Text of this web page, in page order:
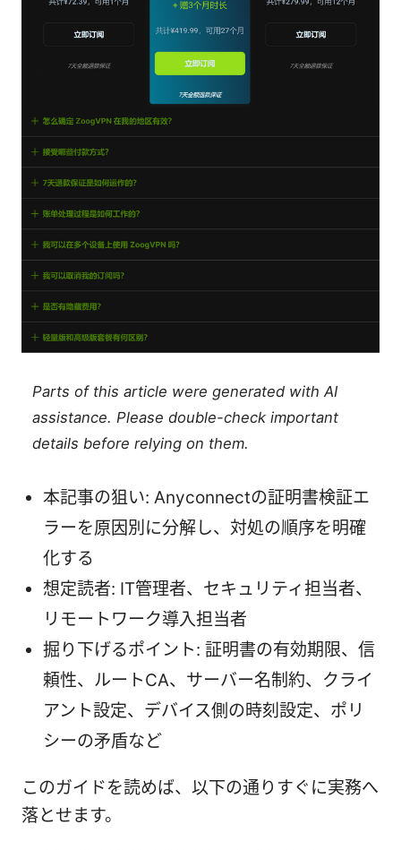
Parts of this article were generated with AI
assistance. Please double-check important
details before relying on them.
本記事の狙い: Anyconnectの証明書検証エ
ラーを原因別に分解し、対処の順序を明確
化する
想定読者: IT管理者、セキュリティ担当者、
リモートワーク導入担当者
掘り下げるポイント: 証明書の有効期限、信
頼性、ルートCA、サーバー名制約、クライ
アント設定、デバイス側の時刻設定、ポリ
シーの矛盾など
このガイドを読めば、以下の通りすぐに実務へ
落とせます。